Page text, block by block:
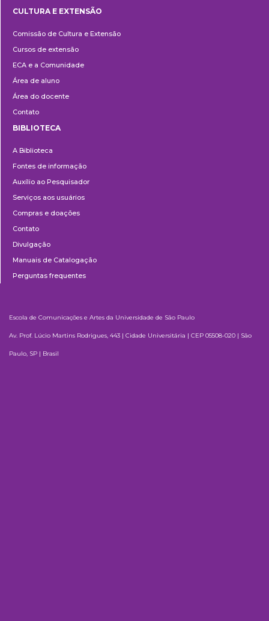
e
Extensão
CULTURA E EXTENSÃO
Comissão de Cultura e Extensão
Cursos de extensão
ECA e a Comunidade
Área de aluno
Área do docente
Contato
BIBLIOTECA
A Biblioteca
Fontes de informação
Auxílio ao Pesquisador
Serviços aos usuários
Compras e doações
Contato
Divulgação
Manuais de Catalogação
Perguntas frequentes
Escola de Comunicações e Artes da Universidade de São Paulo
Av. Prof. Lúcio Martins Rodrigues, 443 | Cidade Universitária | CEP 05508-020 | São
Paulo, SP | Brasil